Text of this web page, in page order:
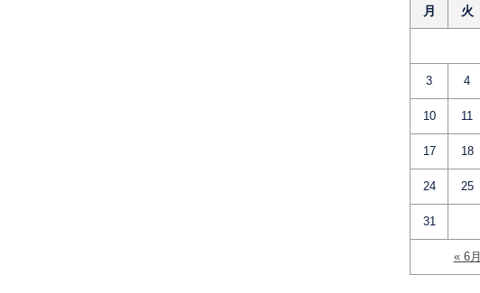
月 火
« 6月
3 4
10 11
17 18
24 25
31